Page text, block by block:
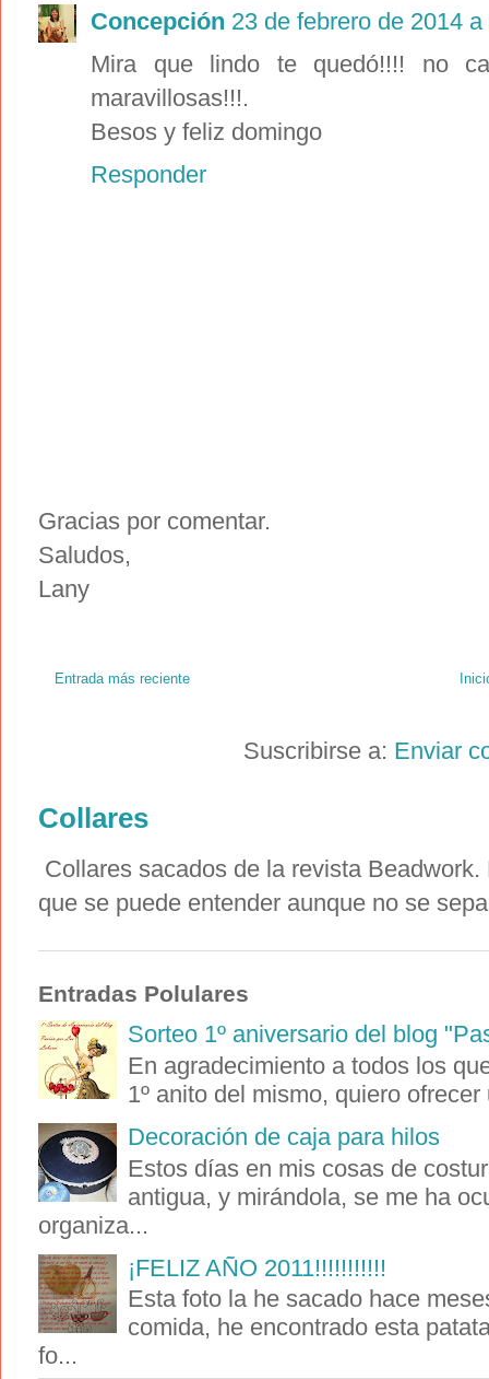
Concepción 23 de febrero de 2014
Mira que lindo te quedó!!!! no
maravillosas!!!.
Besos y feliz domingo
Responder
Gracias por comentar.
Saludos,
Lany
Entrada más reciente
Suscribirse a: Enviar
Collares
Collares sacados de la revista
que se puede entender aunque no se
Entradas Polulares
Sorteo 1º aniversario del blog
En agradecimiento a todos los
1º anito del mismo, quiero
Decoración de caja para hilos
Estos días en mis cosas de
antigua, y mirándola, se me ha
organiza...
¡FELIZ AÑO 2011!!!!!!!!!!!
Esta foto la he sacado hace
comida, he encontrado esta
fo...